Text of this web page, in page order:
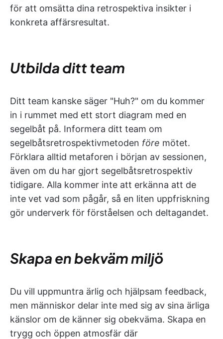
för att omsätta dina retrospektiva insikter i
konkreta affärsresultat.
Utbilda ditt team
Ditt team kanske säger "Huh?" om du kommer
in i rummet med ett stort diagram med en
segelbåt på. Informera ditt team om
segelbåtsretrospektivmetoden före mötet.
Förklara alltid metaforen i början av sessionen,
även om du har gjort segelbåtsretrospektiv
tidigare. Alla kommer inte att erkänna att de
inte vet vad som pågår, så en liten uppfriskning
gör underverk för förståelsen och deltagandet.
Skapa en bekväm miljö
Du vill uppmuntra ärlig och hjälpsam feedback,
men människor delar inte med sig av sina ärliga
känslor om de känner sig obekväma. Skapa en
trygg och öppen atmosfär där